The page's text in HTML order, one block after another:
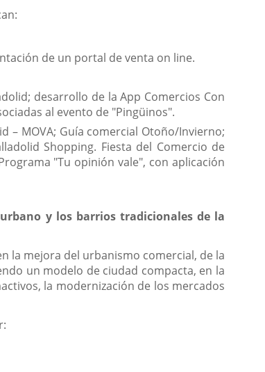
de un portal de venta on line.
desarrollo de la App Comercios Con
al evento de "Pingüinos".
– MOVA; Guía comercial Otoño/Invierno;
Shopping. Fiesta del Comercio de
"Tu opinión vale", con aplicación
y los barrios tradicionales de la
la mejora del urbanismo comercial, de la
un modelo de ciudad compacta, en la
la modernización de los mercados